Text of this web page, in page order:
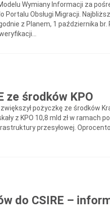
Wymiany Informacji za
Obsługi Migracji.
z Planem, 1 października
ze środków KPO
pożyczkę ze środków
z KPO 10,8 mld zł w ramach
przesyłowej.
do CSIRE –